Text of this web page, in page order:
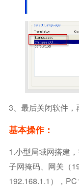
3、最后关闭软件，
基本操作：
1.小型局域网搭建
子网掩码、网关（
192.168.1.1），